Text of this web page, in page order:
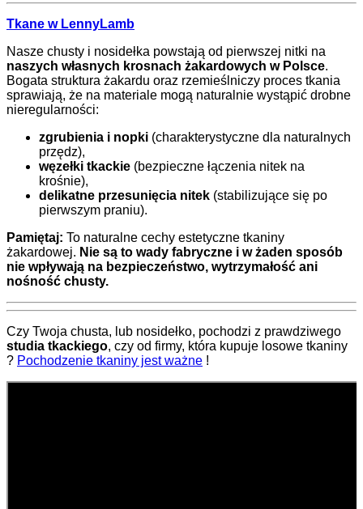
Tkane w LennyLamb
Nasze chusty i nosidełka powstają od pierwszej nitki na
naszych własnych krosnach żakardowych w Polsce.
Bogata struktura żakardu oraz rzemieślniczy proces tkania
sprawiają, że na materiale mogą naturalnie wystąpić drobne
nieregularności:
zgrubienia i nopki (charakterystyczne dla naturalnych
przędz),
węzełki tkackie (bezpieczne łączenia nitek na
krośnie),
delikatne przesunięcia nitek (stabilizujące się po
pierwszym praniu).
Pamiętaj: To naturalne cechy estetyczne tkaniny
żakardowej. Nie są to wady fabryczne i w żaden sposób
nie wpływają na bezpieczeństwo, wytrzymałość ani
nośność chusty.
Czy Twoja chusta, lub nosidełko, pochodzi z prawdziwego
studia tkackiego, czy od firmy, która kupuje losowe tkaniny
? Pochodzenie tkaniny jest ważne !